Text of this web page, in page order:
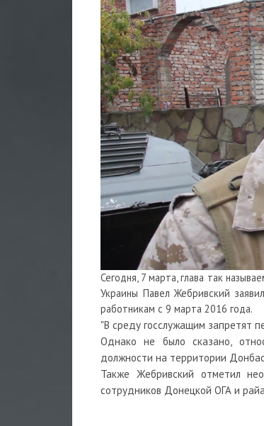
Сегодня, 7 марта, глава так
Украины Павел Жебривский
работникам с 9 марта 2016 года.
"В среду госслужащим запретят
Однако не было сказано,
должности на территории
Также Жебривский отметил
сотрудников Донецкой ОГА и